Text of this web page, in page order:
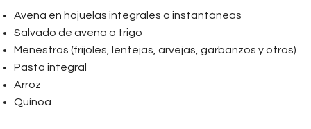
Avena en hojuelas integrales o instantáneas
Salvado de avena o trigo
Menestras (frijoles, lentejas, arvejas, garbanzos y otros)
Pasta integral
Arroz
Quínoa